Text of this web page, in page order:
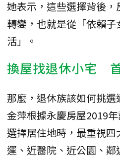
她表示，這些選擇背後
轉變，也就是從「依賴
活」。
換屋找退休小宅
那麼，退休族該如何挑
金萍根據永慶房屋2019
選擇居住地時，最重視
運、近醫院、近公園、